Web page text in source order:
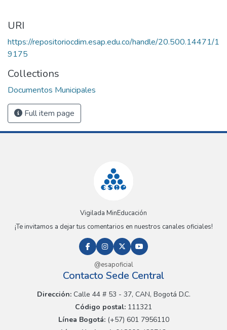
URI
https://repositoriocdim.esap.edu.co/handle/20.500.14471/1
9175
Collections
Documentos Municipales
Full item page
Vigilada MinEducación
¡Te invitamos a dejar tus comentarios en nuestros canales oficiales!
@esapoficial
Contacto Sede Central
Dirección:Calle 44 # 53 - 37, CAN, Bogotá D.C.
Código postal: 111321
Línea Bogotá:(+57) 601 7956110